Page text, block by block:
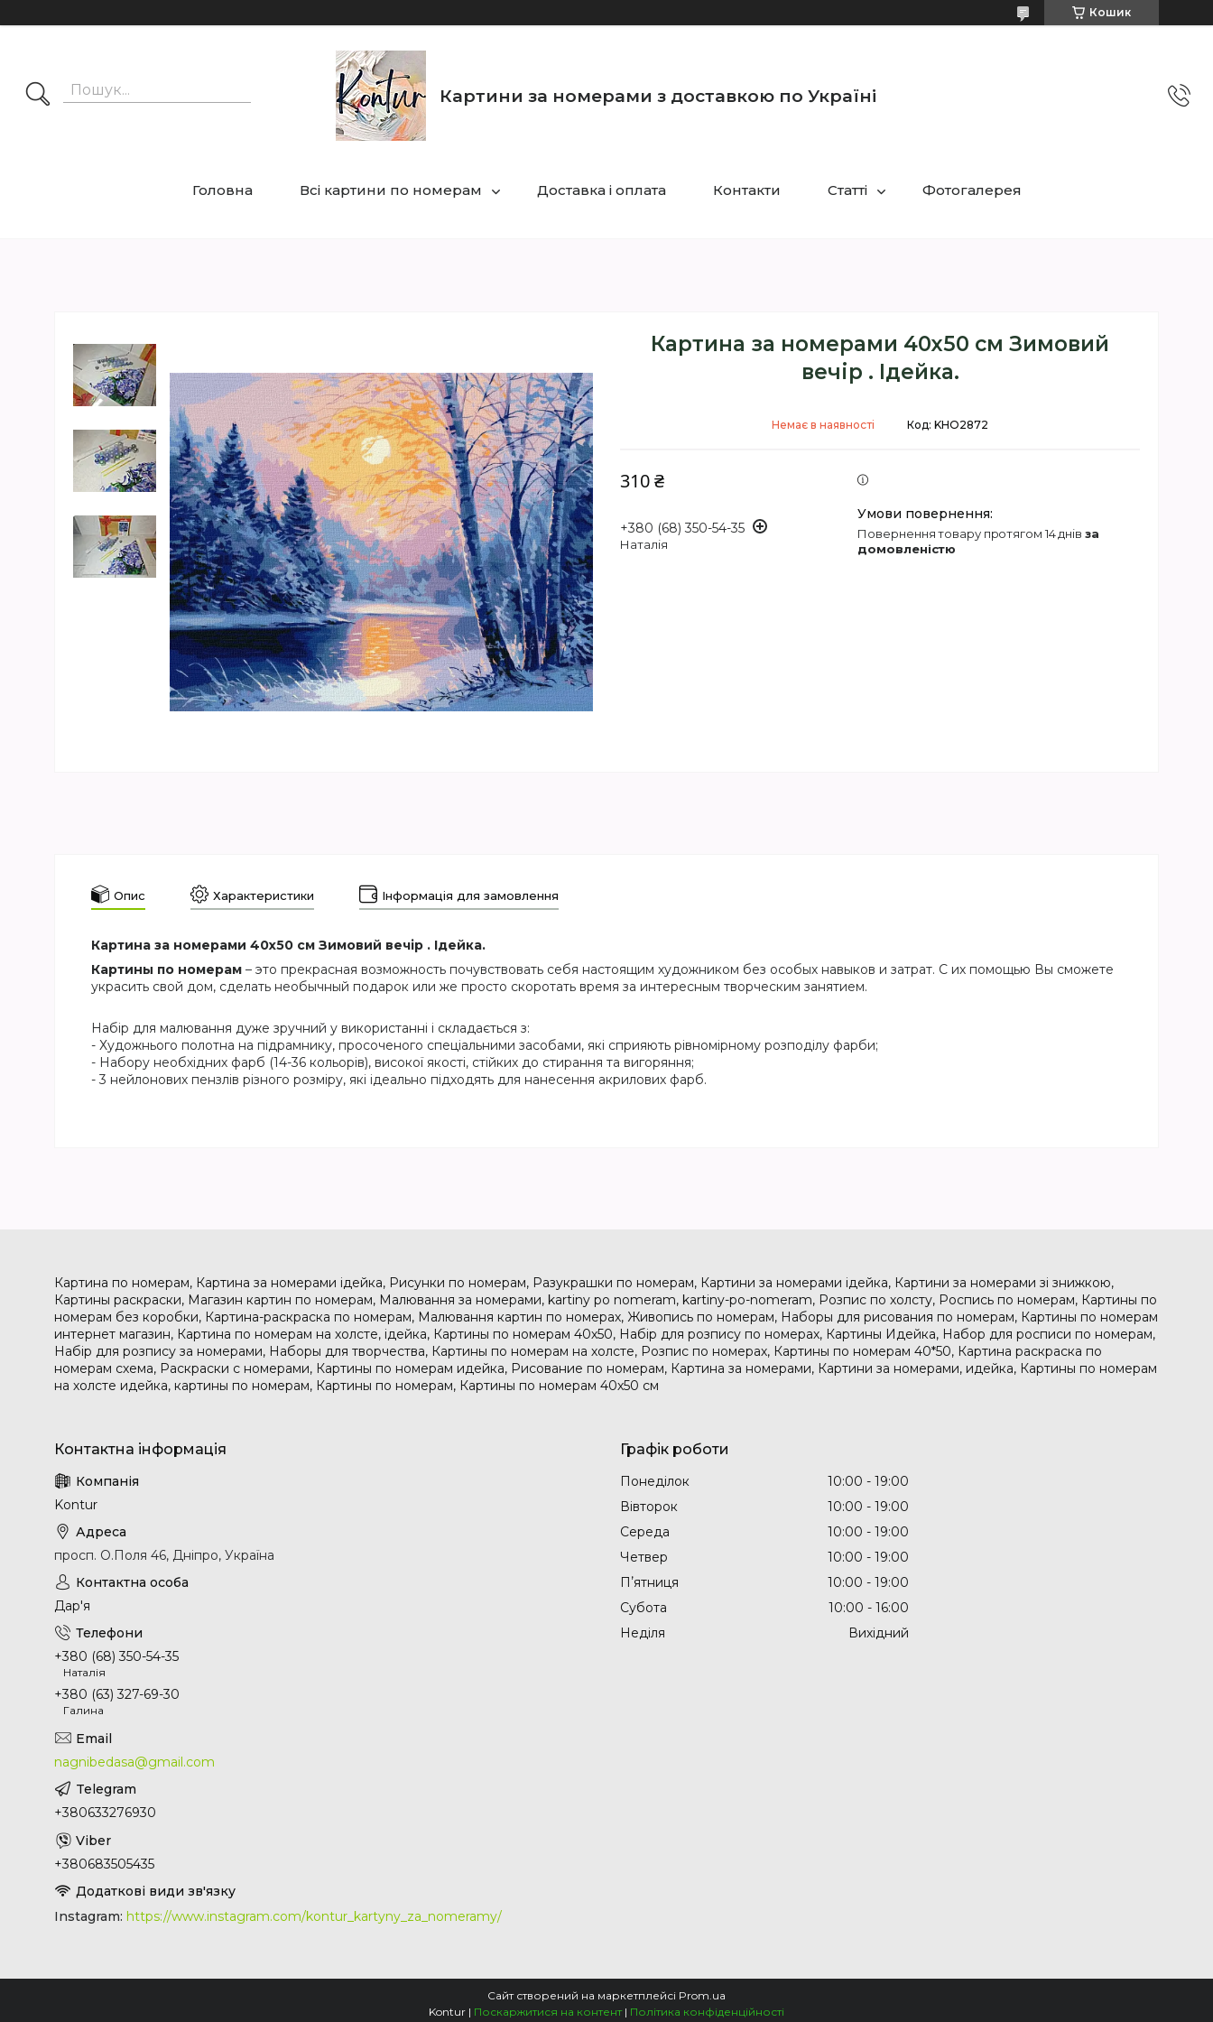
Кошик
Картини за номерами з доставкою по Україні
Головна Всі картини по номерам Доставка і оплата Контакти Статті Фотогалерея
Картина за номерами 40х50 см Зимовий
вечір . Ідейка.
Немає в наявності Код: KHO2872
310 ₴
+380 (68) 350-54-35
Наталія
повернення товару протягом 14 днів за
домовленістю
Опис Характеристики Інформація для замовлення
Картина за номерами 40х50 см Зимовий вечір . Ідейка.
Картины по номерам – это прекрасная возможность почувствовать себя настоящим художником без особых навыков и затрат. С их помощью Вы сможете
украсить свой дом, сделать необычный подарок или же просто скоротать время за интересным творческим занятием.
Набір для малювання дуже зручний у використанні і складається з:
- Художнього полотна на підрамнику, просоченого спеціальними засобами, які сприяють рівномірному розподілу фарби;
- Набору необхідних фарб (14-36 кольорів), високої якості, стійких до стирання та вигоряння;
- 3 нейлонових пензлів різного розміру, які ідеально підходять для нанесення акрилових фарб.
Картина по номерам, Картина за номерами ідейка, Рисунки по номерам, Разукрашки по номерам, Картини за номерами ідейка, Картини за номерами зі знижкою,
Картины раскраски, Магазин картин по номерам, Малювання за номерами, kartiny po nomeram, kartiny-po-nomeram, Розпис по холсту, Роспись по номерам, Картины по
номерам без коробки, Картина-раскраска по номерам, Малювання картин по номерах, Живопись по номерам, Наборы для рисования по номерам, Картины по номерам
интернет магазин, Картина по номерам на холсте, ідейка, Картины по номерам 40х50, Набір для розпису по номерах, Картины Идейка, Набор для росписи по номерам,
Набір для розпису за номерами, Наборы для творчества, Картины по номерам на холсте, Розпис по номерах, Картины по номерам 40*50, Картина раскраска по
номерам схема, Раскраски с номерами, Картины по номерам идейка, Рисование по номерам, Картина за номерами, Картини за номерами, идейка, Картины по номерам
на холсте идейка, картины по номерам, Картины по номерам, Картины по номерам 40х50 см
Kontur
просп. О.Поля 46, Дніпро, Україна
Дар'я
+380 (68) 350-54-35
Наталія
+380 (63) 327-69-30
Галина
nagnibedasa@gmail.com
+380633276930
+380683505435
Instagram https://www.instagram.com/kontur_kartyny_za_nomeramy/
Графік роботи
Понеділок 10:00
19:00
Вівторок
10:00
19:00
Середа
10:00
19:00
Четвер
10:00
19:00
Пʼятниця
10:00
19:00
Субота
10:00
16:00
Неділя
Вихідний
Сайт створений на маркетплейсі Prom.ua
Kontur | Поскаржитися на контент | Політика конфіденційності